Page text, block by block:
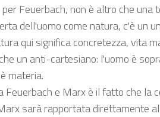
Feuerbach, non è altro che una
dell'uomo come natura, c'è un
qui significa concretezza, vita
un anti-cartesiano: l'uomo è
materia.
Feuerbach e Marx è il fatto che la
sarà rapportata direttamente